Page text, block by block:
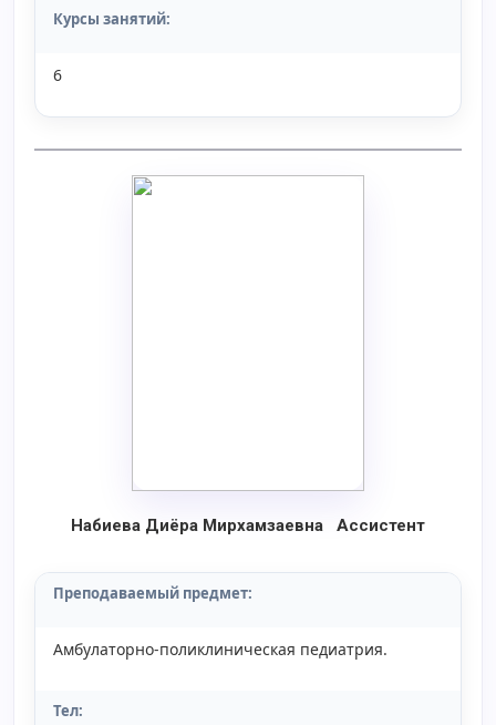
Курсы занятий:
6
Набиева Диёра Мирхамзаевна Ассистент
Преподаваемый предмет:
Амбулаторно-поликлиническая педиатрия.
Тел: